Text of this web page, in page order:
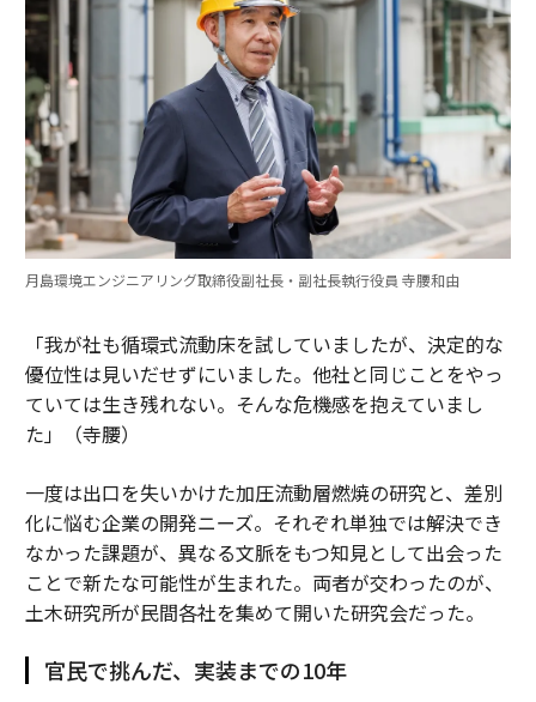
月島環境エンジニアリング取締役副社長・副社長執行役員 寺腰和由
「我が社も循環式流動床を試していましたが、決定的な
優位性は見いだせずにいました。他社と同じことをやっ
ていては生き残れない。そんな危機感を抱えていまし
た」（寺腰）
一度は出口を失いかけた加圧流動層燃焼の研究と、差別
化に悩む企業の開発ニーズ。それぞれ単独では解決でき
なかった課題が、異なる文脈をもつ知見として出会った
ことで新たな可能性が生まれた。両者が交わったのが、
土木研究所が民間各社を集めて開いた研究会だった。
官民で挑んだ、実装までの10年